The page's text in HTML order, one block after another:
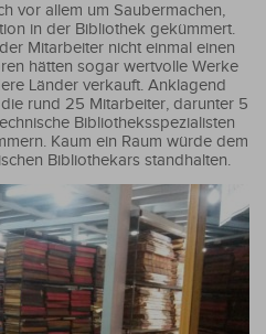
vor allem um Saubermachen,
in der Bibliothek gekümmert.
Mitarbeiter nicht einmal einen
hätten sogar wertvolle Werke
Länder verkauft. Anklagend
rund 25 Mitarbeiter, darunter 5
Bibliotheksspezialisten
Kaum ein Raum würde dem
Bibliothekars standhalten.